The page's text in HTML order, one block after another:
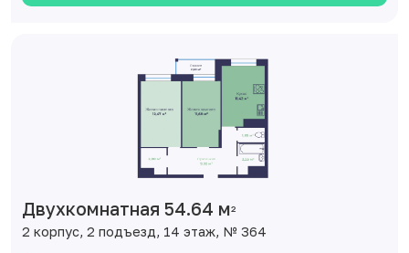
Двухкомнатная 54.64 м2
2 корпус, 2 подъезд, 14 этаж, № 364